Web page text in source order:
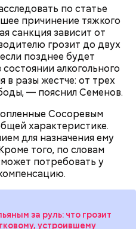
по статье
причинение тяжкого
санкция зависит от
грозит до двух
позднее будет
алкогольного
в разы жестче: от трех
— пояснил Семенов.
Сосоревым
характеристике.
для назначения ему
того, по словам
потребовать у
за руль: что грозит
устроившему
лишения свободы.
области
пали на Миссюру, но
к кончине их сына не
задержали, он
в морс и утверждал,
некие